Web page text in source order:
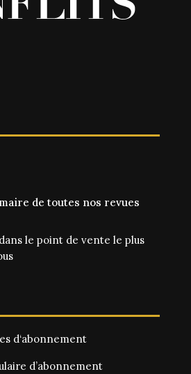
de toutes nos revues
le point de vente le plus
d‘abonnement
d’abonnement